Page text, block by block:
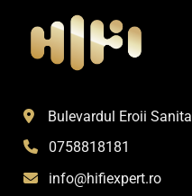
Bulevardul Eroii
0758818181
info@hifiexpert.ro